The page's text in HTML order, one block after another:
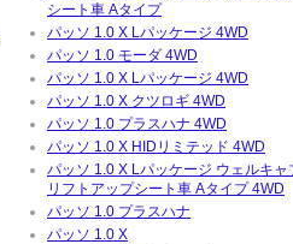
シート車 Aタイプ
パッソ 1.0 X Lパッケージ 4WD
パッソ 1.0 モーダ 4WD
パッソ 1.0 X Lパッケージ 4WD
パッソ 1.0 X クツロギ 4WD
パッソ 1.0 プラスハナ 4WD
パッソ 1.0 X HIDリミテッド 4WD
パッソ 1.0 X Lパッケージ ウェルキャ
リフトアップシート車 Aタイプ 4WD
パッソ 1.0 プラスハナ
パッソ 1.0 X